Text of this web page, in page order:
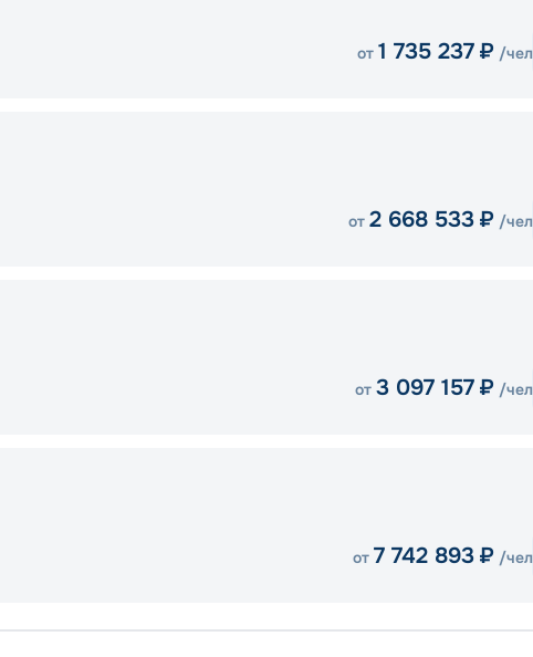
от 1 735 237 ₽ /чел
от 2 668 533 ₽ /чел
от 3 097 157 ₽ /чел
от 7 742 893 ₽ /чел